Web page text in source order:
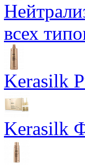
всех
Kerasilk
Kerasilk